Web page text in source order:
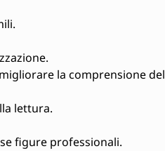
la comprensione del
lettura.
figure professionali.